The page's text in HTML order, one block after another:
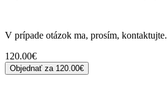
V prípade otázok ma, prosím, kontaktujte.
120.00€
Objednať za 120.00€